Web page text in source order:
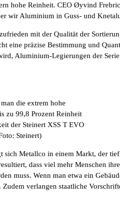
hohe Reinheit. CEO Øyvind
wir Aluminium in Guss- und
mit der Qualität der
eine präzise Bestimmung und
Aluminium-Legierungen der
die extrem hohe
zu 99,8 Prozent Reinheit
der Steinert XSS T EVO
Steinert)
sich Metallco in einem Markt, der
dass viel mehr Menschen
muss. Wenn man etwa ein
verlangen staatliche